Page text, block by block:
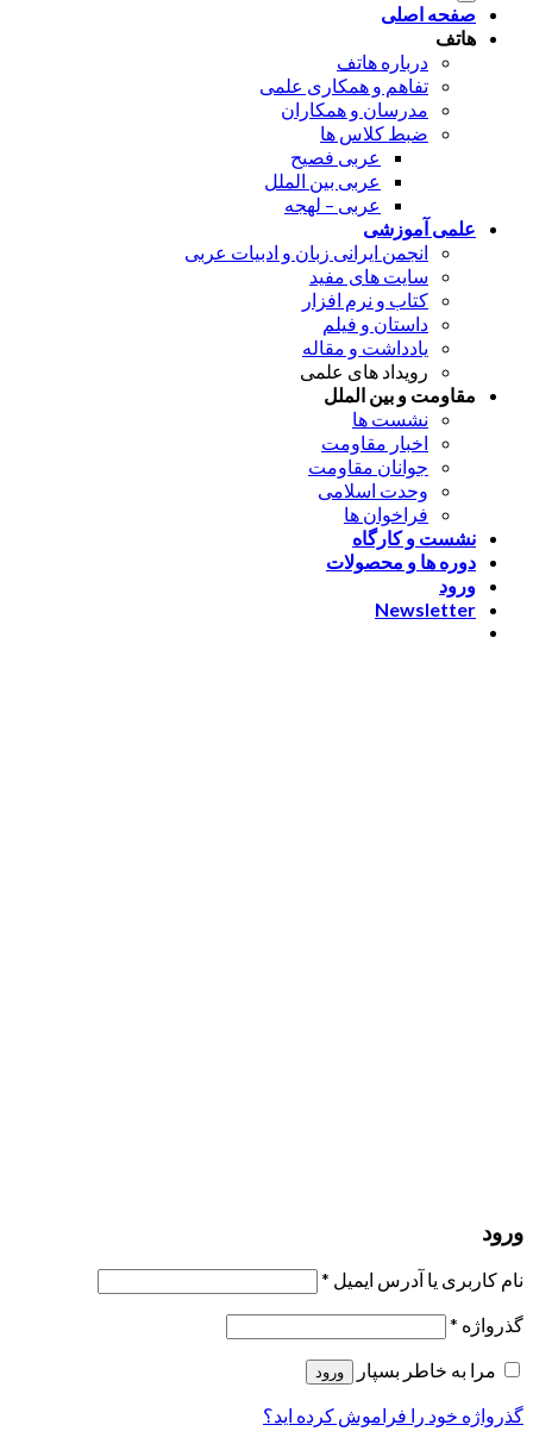
صفحه اصلی
هاتف
درباره هاتف
تفاهم و همکاری علمی
مدرسان و همکاران
ضبط کلاس ها
عربی فصیح
عربی بین الملل
عربی – لهجه
علمی آموزشی
انجمن ایرانی زبان و ادبیات عربی
سایت های مفید
کتاب و نرم افزار
داستان و فیلم
یادداشت و مقاله
رویداد های علمی
مقاومت و بین الملل
نشست ها
اخبار مقاومت
جوانان مقاومت
وحدت اسلامی
فراخوان ها
نشست و کارگاه
دوره ها و محصولات
ورود
Newsletter
ورود
نام کاربری یا آدرس ایمیل *
گذرواژه *
مرا به خاطر بسپار
ورود
گذرواژه خود را فراموش کرده اید؟